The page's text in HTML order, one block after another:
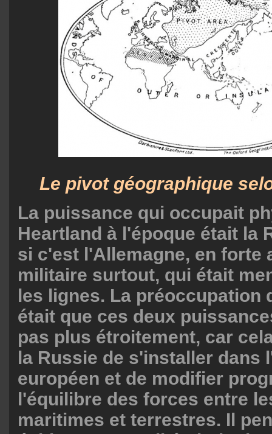
Le pivot géographique
La puissance qui occupait
Heartland à l'époque était la
si c'est l'Allemagne, en forte
militaire surtout, qui était
les lignes. La préoccupation
était que ces deux
pas plus étroitement, car
la Russie de s'installer dans
européen et de modifier
l'équilibre des forces entre
maritimes et terrestres. Il